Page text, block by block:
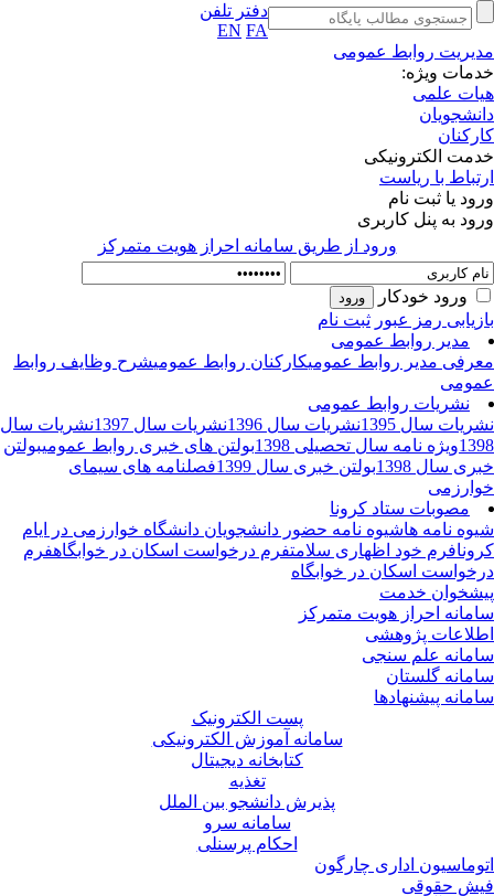
دفتر تلفن
EN FA
روابط عمومی
ویژه:
علمی
الکترونیکی
با ریاست
یا ثبت نام
به پنل کاربری
ورود از طريق سامانه احراز هويت متمركز
ورود خودکار
رمز عبور ثبت نام
مدیر روابط عمومی
مدیر روابط عمومیکارکنان روابط عمومیشرح وظایف روابط
نشریات روابط عمومی
سال 1395
نشریات سال 1396 نشریات سال 1397
نشریات سال
ویژه نامه سال تحصیلی 1398 بولتن های خبری روابط عمومیبولتن
سال 1398
بولتن خبری سال 1399
فصلنامه های سیمای
مصوبات ستاد کرونا
نامه هاشیوه نامه حضور دانشجویان دانشگاه خوارزمی در ایام
فرم خود اظهاری سلامتفرم درخواست اسکان در خوابگاهفرم
اسکان در خوابگاه
خدمت
احراز هویت متمرکز
پژوهشی
علم سنجی
گلستان
پیشنهادها
پست الکترونیک
سامانه آموزش الکترونیکی
کتابخانه دیجیتال
تغذیه
پذیرش دانشجو بین الملل
سامانه سرو
احکام پرسنلی
اداری چارگون
حقوقی